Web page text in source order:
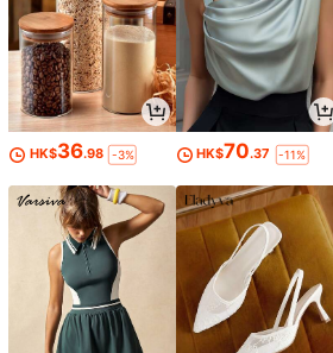
HK$36.98 -3% HK$70.37 -11%